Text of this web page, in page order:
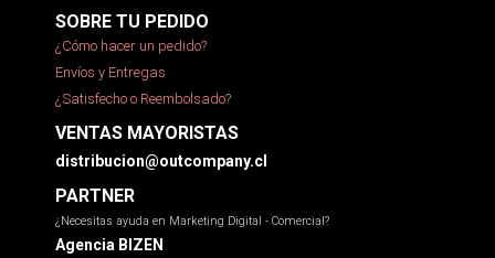
SOBRE TU PEDIDO
¿Cómo hacer un pedido?
Envíos y Entregas
¿Satisfecho o Reembolsado?
VENTAS MAYORISTAS
distribucion@outcompany.cl
PARTNER
¿Necesitas ayuda en Marketing Digital - Comercial?
Agencia BIZEN